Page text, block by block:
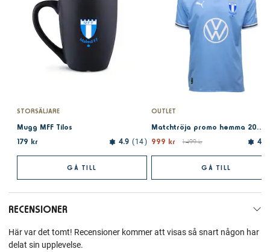
STORSÄLJARE
Mugg MFF Tilos
179 kr
4.9 14
GÅ TILL
OUTLET
Matchtröja promo hemma 2024
999 kr
1 499 kr 4.9
GÅ TILL
RECENSIONER
Här var det tomt! Recensioner kommer att visas så snart någon har
delat sin upplevelse.